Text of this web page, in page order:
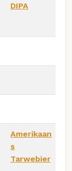
DIPA
Amerikaan
s
Tarwebier